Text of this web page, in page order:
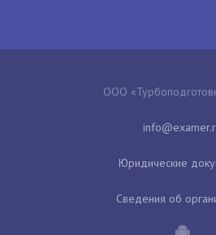
ООО
Юридические
Сведения об